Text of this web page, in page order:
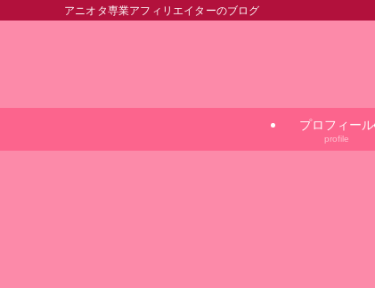
アニオタ専業アフィリエイターのブログ
プロフィール
profile